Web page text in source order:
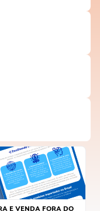
E VENDA FORA DO